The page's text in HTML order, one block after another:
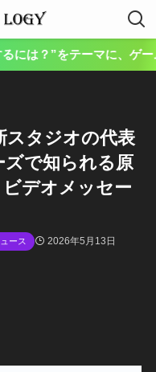
に、ゲーム向けのハ
スタジオの代表
ズで知られる原
ビデオメッセー
ース 2026年5月13日